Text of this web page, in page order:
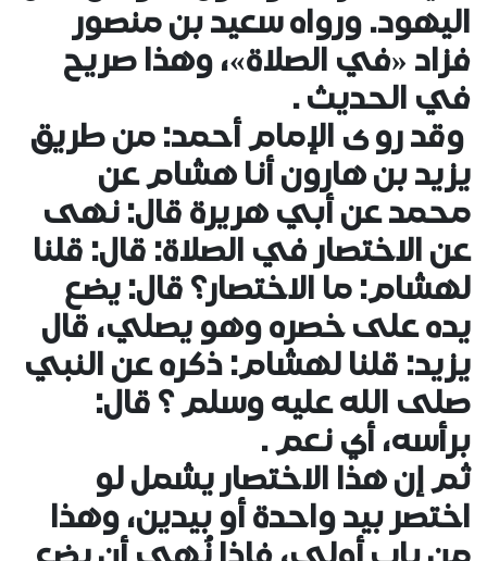
اليهود. ورواه سعيد بن منصور
فزاد «في الصلاة»، وهذا صريح
في الحديث .
وقد روى الإمام أحمد: من طريق
يزيد بن هارون أنا هشام عن
محمد عن أبي هريرة قال: نهى
عن الاختصار في الصلاة: قال: قلنا
لهشام: ما الاختصار؟ قال: يضع
يده على خصره وهو يصلي، قال
يزيد: قلنا لهشام: ذكره عن النبي
صلى الله عليه وسلم ؟ قال:
برأسه، أي نعم .
ثم إن هذا الاختصار يشمل لو
اختصر بيد واحدة أو بيدين، وهذا